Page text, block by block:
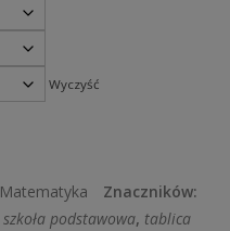
Wyczyść
Matematyka
Znaczników:
szkoła podstawowa, tablica